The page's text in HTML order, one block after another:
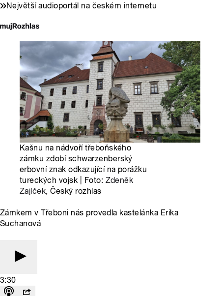
Největší audioportál na českém internetu
Kašnu na nádvoří třeboňského
zámku zdobí schwarzenberský
erbovní znak odkazující na porážku
tureckých vojsk | Foto: Zdeněk
Zajíček, Český rozhlas
Zámkem v Třeboni nás provedla kastelánka Erika
Suchanová
3:30